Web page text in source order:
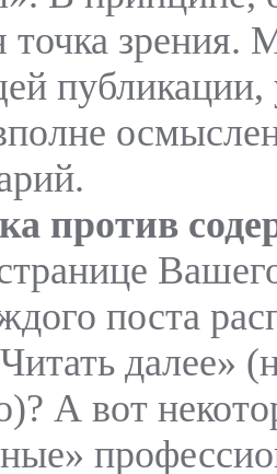
точка зрения.
публикации,
против
поста
далее»
А вот